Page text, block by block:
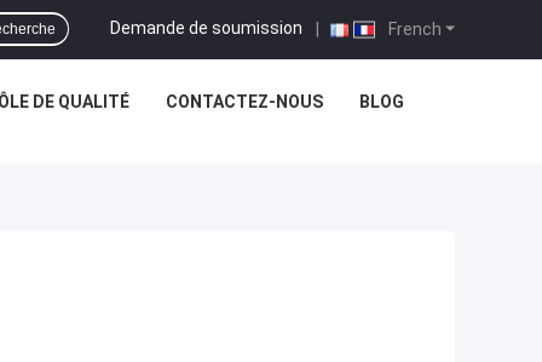
French
Demande de soumission |
DE QUALITÉ CONTACTEZ-NOUS BLOG